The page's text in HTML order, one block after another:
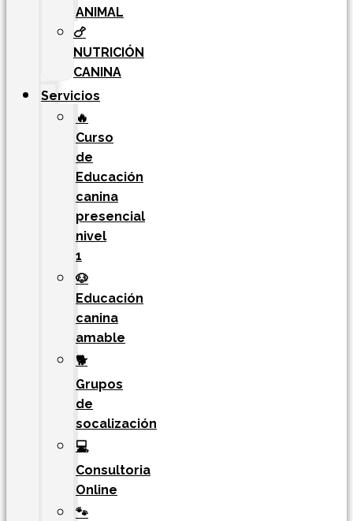
ANIMAL
🍗
NUTRICIÓN
CANINA
Servicios
🔥
Curso
de
Educación
canina
presencial
nivel
1
🐶
Educación
canina
amable
🐕
Grupos
de
socalización
💻
Consultoria
Online
🐾